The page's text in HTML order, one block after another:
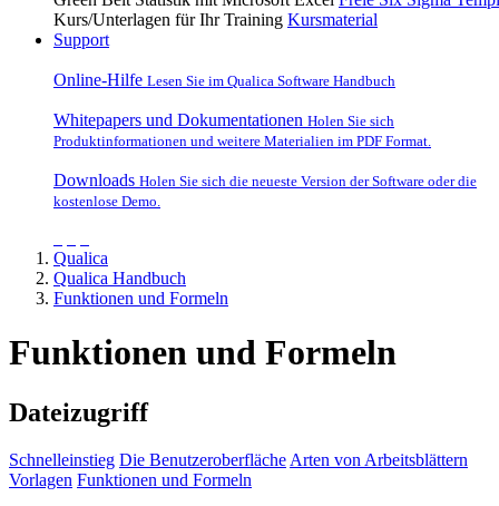
Kurs/Unterlagen für Ihr Training Kursmaterial
Support
Online-Hilfe Lesen Sie im Qualica Software Handbuch
Whitepapers und Dokumentationen Holen Sie sich
Produktinformationen und weitere Materialien im PDF Format.
Downloads Holen Sie sich die neueste Version der Software oder die
kostenlose Demo.
Qualica
Qualica Handbuch
Funktionen und Formeln
Funktionen und Formeln
Dateizugriff
Schnelleinstieg Die Benutzeroberfläche Arten von Arbeitsblättern
Vorlagen Funktionen und Formeln